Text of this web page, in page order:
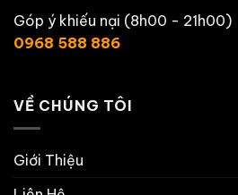
Góp ý khiếu nại (8h00 - 21h00)
0968 588 886
VỀ CHÚNG TÔI
Giới Thiệu